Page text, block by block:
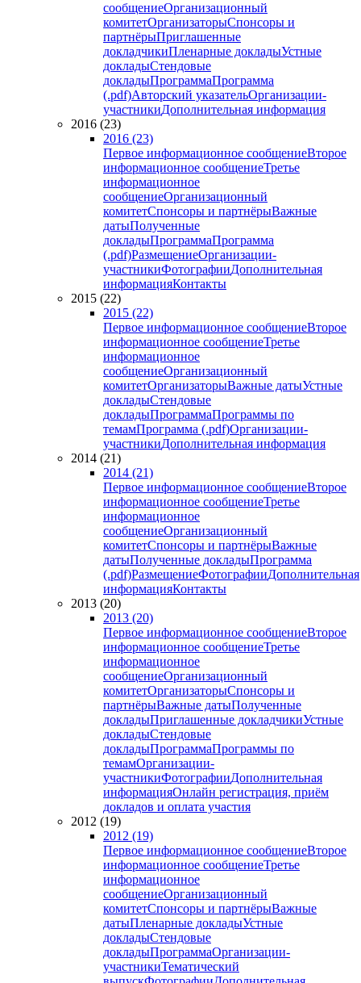
сообщениеОрганизационный
комитетОрганизаторыСпонсоры и
партнёрыПриглашенные
докладчикиПленарные докладыУстные
докладыСтендовые
докладыПрограммаПрограмма
(.pdf)Авторский указательОрганизации-
участникиДополнительная информация
2016 (23)
2016 (23)
Первое информационное сообщениеВторое
информационное сообщениеТретье
информационное
сообщениеОрганизационный
комитетСпонсоры и партнёрыВажные
датыПолученные
докладыПрограммаПрограмма
(.pdf)РазмещениеОрганизации-
участникиФотографииДополнительная
информацияКонтакты
2015 (22)
2015 (22)
Первое информационное сообщениеВторое
информационное сообщениеТретье
информационное
сообщениеОрганизационный
комитетОрганизаторыВажные датыУстные
докладыСтендовые
докладыПрограммаПрограммы по
темамПрограмма (.pdf)Организации-
участникиДополнительная информация
2014 (21)
2014 (21)
Первое информационное сообщениеВторое
информационное сообщениеТретье
информационное
сообщениеОрганизационный
комитетСпонсоры и партнёрыВажные
датыПолученные докладыПрограмма
(.pdf)РазмещениеФотографииДополнительная
информацияКонтакты
2013 (20)
2013 (20)
Первое информационное сообщениеВторое
информационное сообщениеТретье
информационное
сообщениеОрганизационный
комитетОрганизаторыСпонсоры и
партнёрыВажные датыПолученные
докладыПриглашенные докладчикиУстные
докладыСтендовые
докладыПрограммаПрограммы по
темамОрганизации-
участникиФотографииДополнительная
информацияОнлайн регистрация, приём
докладов и оплата участия
2012 (19)
2012 (19)
Первое информационное сообщениеВторое
информационное сообщениеТретье
информационное
сообщениеОрганизационный
комитетСпонсоры и партнёрыВажные
датыПленарные докладыУстные
докладыСтендовые
докладыПрограммаОрганизации-
участникиТематический